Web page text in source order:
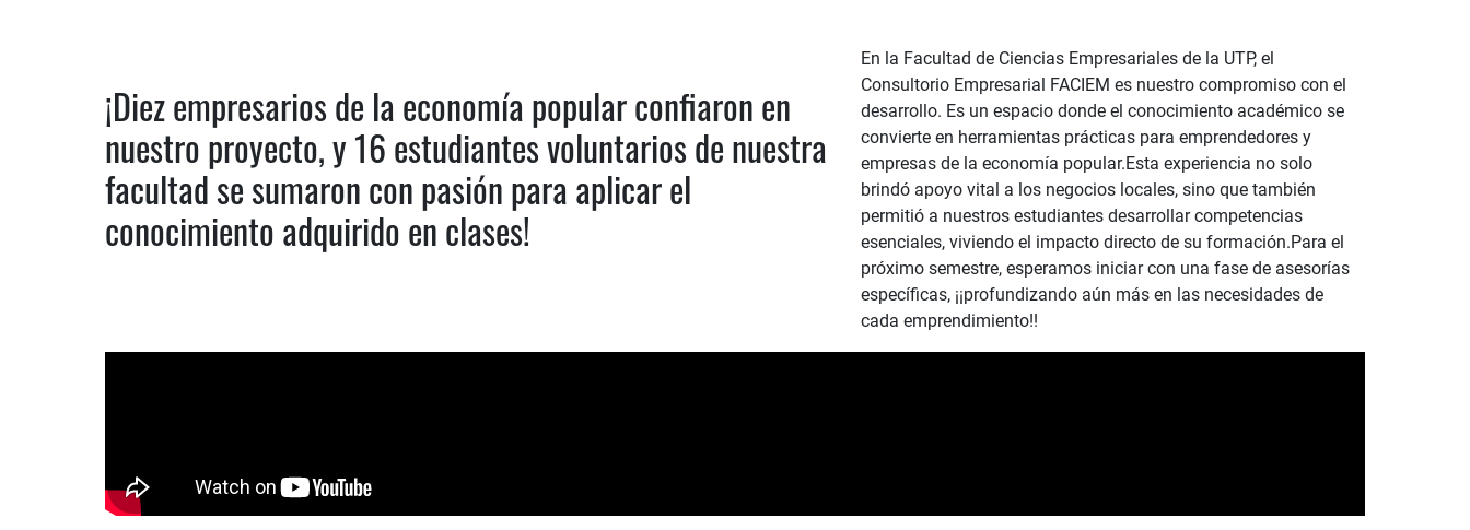
¡Diez empresarios de la economía popular confiaron en
nuestro proyecto, y 16 estudiantes voluntarios de nuestra
facultad se sumaron con pasión para aplicar el
conocimiento adquirido en clases!
En la Facultad de Ciencias Empresariales de la UTP, el
Consultorio Empresarial FACIEM es nuestro compromiso con el
desarrollo. Es un espacio donde el conocimiento académico se
convierte en herramientas prácticas para emprendedores y
empresas de la economía popular.Esta experiencia no solo
brindó apoyo vital a los negocios locales, sino que también
permitió a nuestros estudiantes desarrollar competencias
esenciales, viviendo el impacto directo de su formación.Para el
próximo semestre, esperamos iniciar con una fase de asesorías
específicas, ¡¡profundizando aún más en las necesidades de
cada emprendimiento!!